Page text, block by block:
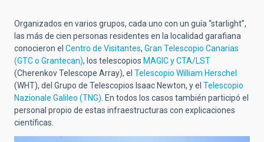
Organizados en varios grupos, cada uno con un guía “starlight”,
las más de cien personas residentes en la localidad garafiana
conocieron el Centro de Visitantes, Gran Telescopio Canarias
(GTC o Grantecan), los telescopios MAGIC y CTA/LST
(Cherenkov Telescope Array), el Telescopio William Herschel
(WHT), del Grupo de Telescopios Isaac Newton, y el Telescopio
Nazionale Galileo (TNG). En todos los casos también participó el
personal propio de estas infraestructuras con explicaciones
científicas.